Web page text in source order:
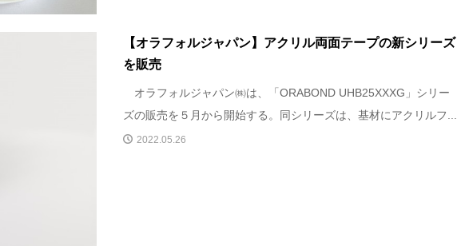
【オラフォルジャパン】アクリル両面テープの新シリーズ
を販売
オラフォルジャパン㈱は、「ORABOND UHB25XXXG」シリー
ズの販売を５月から開始する。同シリーズは、基材にアクリルフ...
2022.05.26